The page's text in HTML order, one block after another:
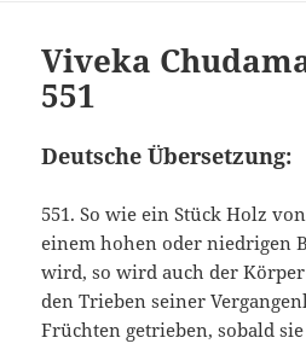
Viveka
551
Deutsche Übersetzung:
551. So wie ein Stück Holz
einem hohen oder niedrigen
wird, so wird auch der
den Trieben seiner
Früchten getrieben, sobald